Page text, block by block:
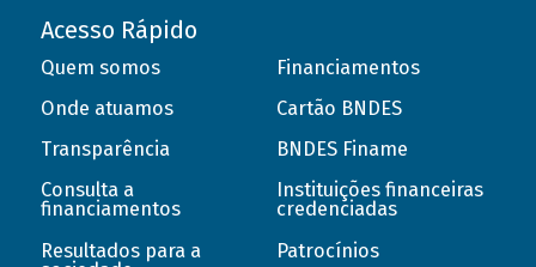
Acesso Rápido
Quem somos
Onde atuamos
Transparência
Consulta a
financiamentos
Resultados para a
Financiamentos
Cartão BNDES
BNDES Finame
Instituições financeiras
credenciadas
Patrocínios